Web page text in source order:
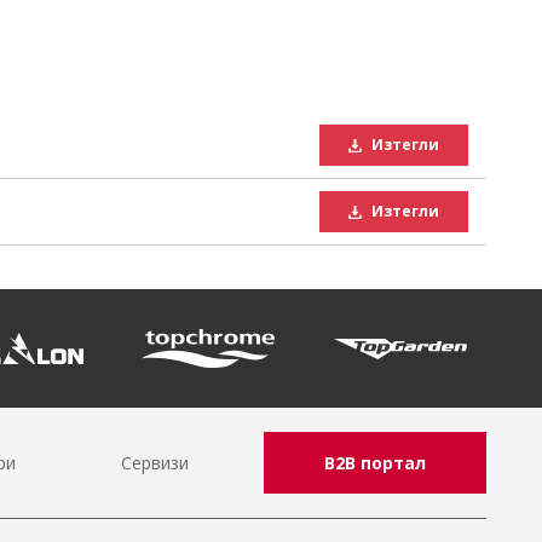
Изтегли
Изтегли
Сервизи B2B портал